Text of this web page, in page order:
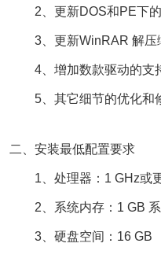
2、更新DOS和PE下的
3、更新WinRAR 解压
4、增加数款驱动的支
5、其它细节的优化和
二、安装最低配置要求
1、处理器：1 GHz或
2、系统内存：1 GB 系
3、硬盘空间：16 GB